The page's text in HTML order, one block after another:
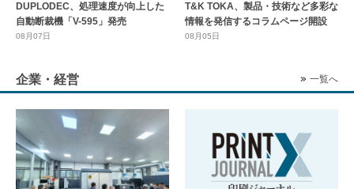
DUPLODEC、処理速度が向上した
自動断裁機「V-595」発売
08月07日
T&K TOKA、製品・技術など多彩な
情報を発信するコラムページ開設
08月05日
企業・経営 一覧へ